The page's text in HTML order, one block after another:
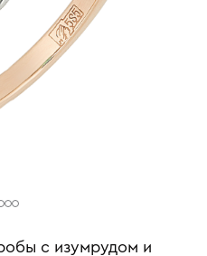
c изумрудом и